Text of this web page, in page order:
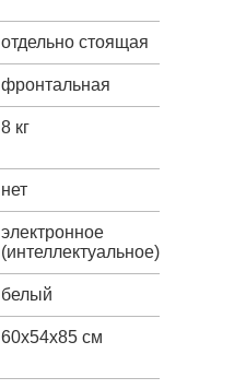
отдельно стоящая
фронтальная
8 кг
нет
электронное
(интеллектуальное)
белый
60x54x85 см